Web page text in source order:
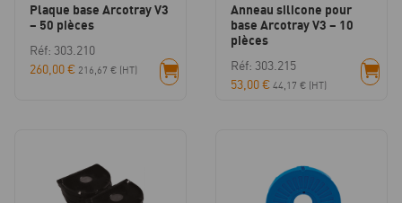
Plaque base Arcotray V3
– 50 pièces
Réf: 303.210
260,00€ 216,67 € (HT)
Anneau silicone pour
base Arcotray V3 – 10
pièces
Réf: 303.215
53,00€ 44,17 € (HT)